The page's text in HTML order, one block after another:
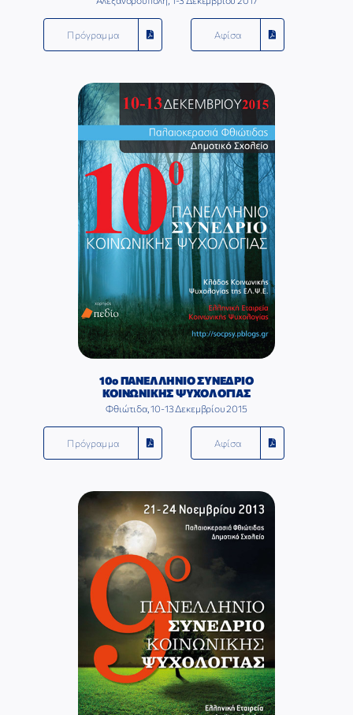
Πρόγραμμα Αφίσα
10ο ΠΑΝΕΛΛΗΝΙΟ ΣΥΝΕΔΡΙΟ
ΚΟΙΝΩΝΙΚΗΣ ΨΥΧΟΛΟΓΙΑΣ
Φθιώτιδα, 10-13 Δεκεμβρίου 2015
Πρόγραμμα Αφίσα